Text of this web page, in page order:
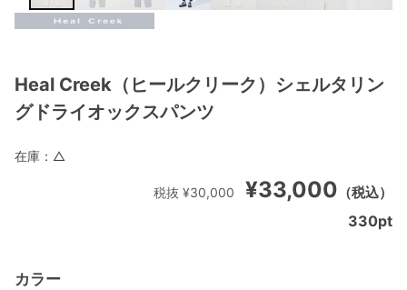
Heal Creek（ヒールクリーク）シェルタリン
グドライオックスパンツ
¥33,000 （税込）
税抜 ¥30,000
カラー
在庫： △
330pt